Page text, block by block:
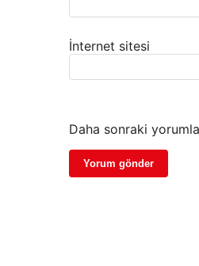
İnternet sitesi
Daha sonraki